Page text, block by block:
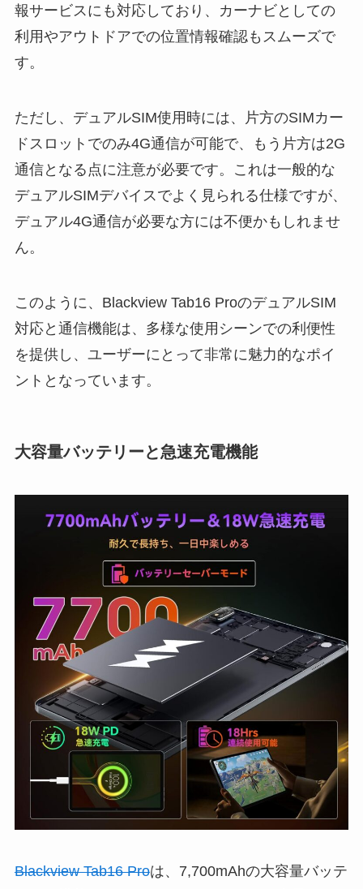
報サービスにも対応しており、カーナビとしての
利用やアウトドアでの位置情報確認もスムーズで
す。
ただし、デュアルSIM使用時には、片方のSIMカー
ドスロットでのみ4G通信が可能で、もう片方は2G
通信となる点に注意が必要です。これは一般的な
デュアルSIMデバイスでよく見られる仕様ですが、
デュアル4G通信が必要な方には不便かもしれませ
ん。
このように、Blackview Tab16 ProのデュアルSIM
対応と通信機能は、多様な使用シーンでの利便性
を提供し、ユーザーにとって非常に魅力的なポイ
ントとなっています。
大容量バッテリーと急速充電機能
Blackview Tab16 Proは、7,700mAhの大容量バッテ